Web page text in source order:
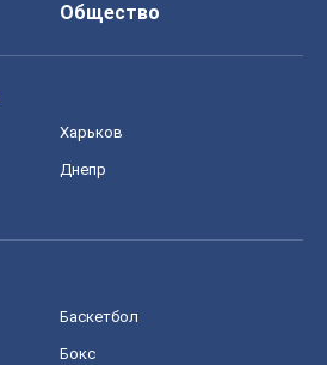
Общество
Харьков
Днепр
Баскетбол
Бокс